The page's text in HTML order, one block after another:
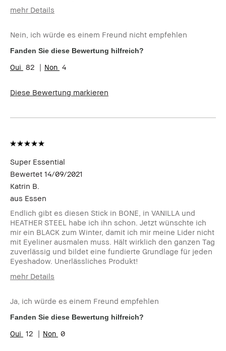
mehr Details
Hauttyp
Trocken
Hautton
Hell - Mittel
Hautbedürfnis(se)
Nein, ich würde es einem Freund nicht empfehlen
Fanden Sie diese Bewertung hilfreich?
82 4
Diese Bewertung markieren
Super Essential
Bewertet 14/09/2021
Katrin B.
aus Essen
Endlich gibt es diesen Stick in BONE, in VANILLA und
HEATHER STEEL habe ich ihn schon. Jetzt wünschte ich
mir ein BLACK zum Winter, damit ich mir meine Lider nicht
mit Eyeliner ausmalen muss. Hält wirklich den ganzen Tag
zuverlässig und bildet eine fundierte Grundlage für jeden
Eyeshadow. Unerlässliches Produkt!
mehr Details
Hauttyp
Extra Trocken
Hautton
Sehr hell - Hell
Produktvorteile
Ja, ich würde es einem Freund empfehlen
Fanden Sie diese Bewertung hilfreich?
12 0